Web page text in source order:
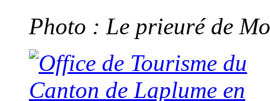
Photo : Le prieuré de